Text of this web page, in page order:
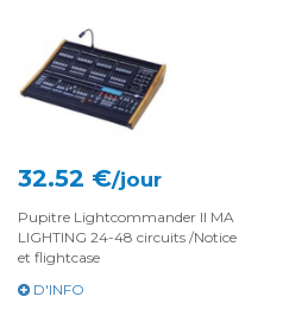
32.52 €/jour
Pupitre Lightcommander II MA
LIGHTING 24-48 circuits /Notice
et flightcase
D'INFO